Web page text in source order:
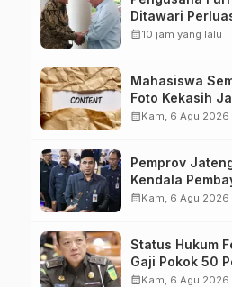
Ditawari
Hingga ke IKN
calendar_month10 jam yang lalu
Mahasiswa
Foto Kekasih
karena Sakit Hati
calendar_monthKam, 6 Agu 2026
Pemprov
Kendala
Tengah
calendar_monthKam, 6 Agu 2026
Status Hukum
Gaji Pokok 50
Mengalir,
calendar_monthKam, 6 Agu 2026